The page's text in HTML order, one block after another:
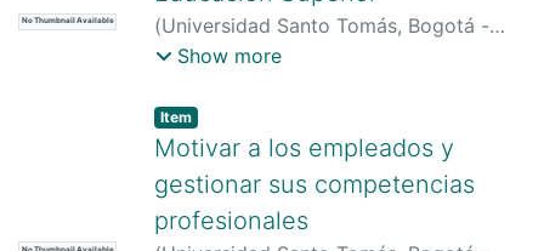
No Thumbnail Available (Universidad Santo Tomás, Bogotá -
Colombia)Ron Vaz, Pilar
Show more
Item type:
Item,
Motivar a los empleados y
gestionar sus competencias
profesionales